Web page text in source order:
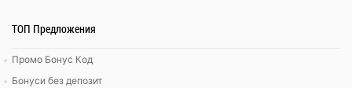
ТОП Предложения
Промо Бонус Код
Бонуси без депозит